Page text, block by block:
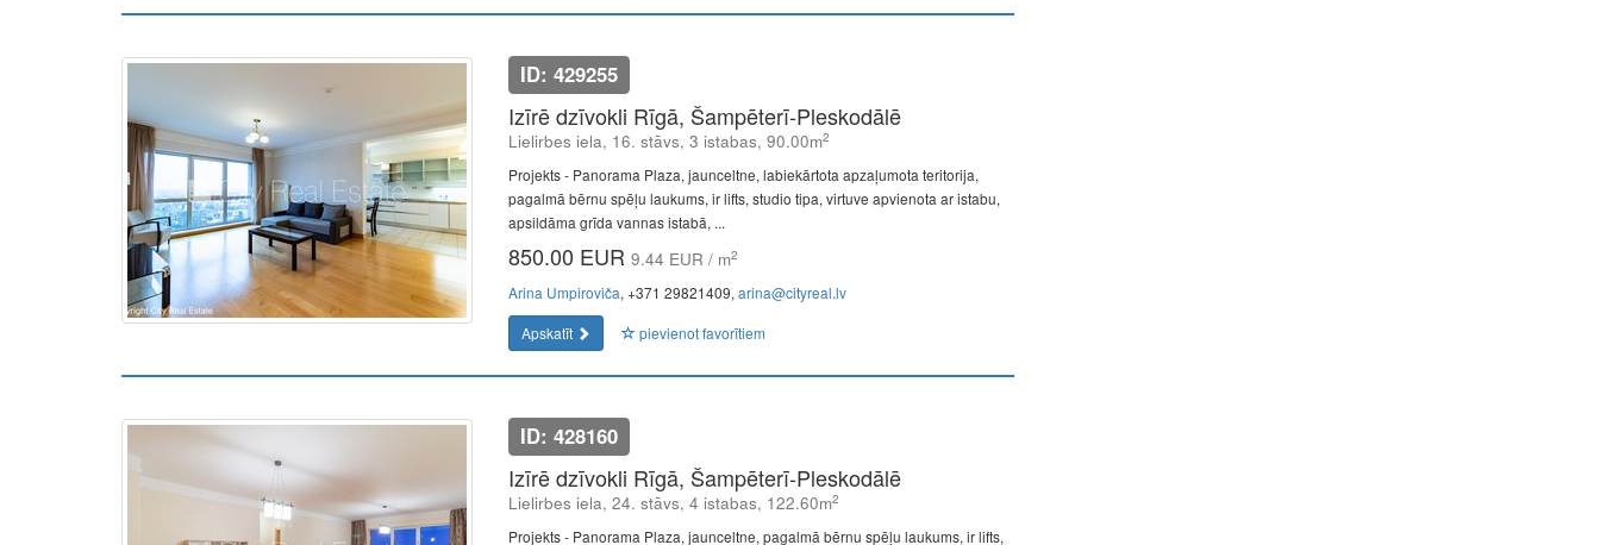
ID: 429255
Izīrē dzīvokli Rīgā, Šampēterī-Pleskodālē
Lielirbes iela, 16. stāvs, 3 istabas, 90.00m2
Projekts - Panorama Plaza, jaunceltne, labiekārtota apzaļumota teritorija,
pagalmā bērnu spēļu laukums, ir lifts, studio tipa, virtuve apvienota ar istabu,
apsildāma grīda vannas istabā, ...
850.00 EUR 9.44 EUR / m2
Arina Umpiroviča, +371 29821409, arina@cityreal.lv
Apskatīt
pievienot favorītiem
ID: 428160
Izīrē dzīvokli Rīgā, Šampēterī-Pleskodālē
Lielirbes iela, 24. stāvs, 4 istabas, 122.60m2
Projekts - Panorama Plaza, jaunceltne, pagalmā bērnu spēļu laukums, ir lifts,